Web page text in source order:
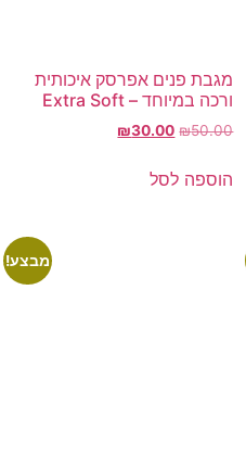
מגבת פנים אפרסק איכותית
ורכה במיוחד – Extra Soft
₪50.00
₪30.00
הוספה לסל
מבצע!